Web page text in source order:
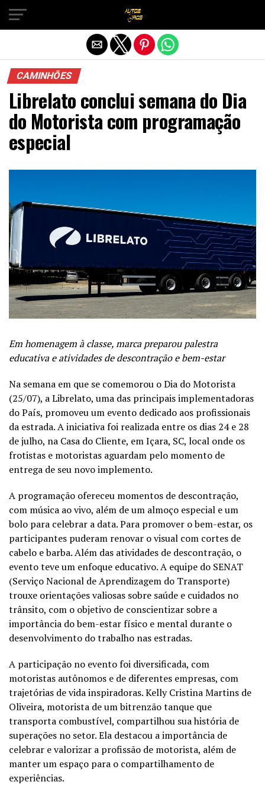
CAMINHÕES
Librelato conclui semana do Dia
do Motorista com programação
especial
Em homenagem à classe, marca preparou palestra
educativa e atividades de descontração e bem-estar
Na semana em que se comemorou o Dia do Motorista
(25/07), a Librelato, uma das principais implementadoras
do País, promoveu um evento dedicado aos profissionais
da estrada. A iniciativa foi realizada entre os dias 24 e 28
de julho, na Casa do Cliente, em Içara, SC, local onde os
frotistas e motoristas aguardam pelo momento de
entrega de seu novo implemento.
A programação ofereceu momentos de descontração,
com música ao vivo, além de um almoço especial e um
bolo para celebrar a data. Para promover o bem-estar, os
participantes puderam renovar o visual com cortes de
cabelo e barba. Além das atividades de descontração, o
evento teve um enfoque educativo. A equipe do SENAT
(Serviço Nacional de Aprendizagem do Transporte)
trouxe orientações valiosas sobre saúde e cuidados no
trânsito, com o objetivo de conscientizar sobre a
importância do bem-estar físico e mental durante o
desenvolvimento do trabalho nas estradas.
A participação no evento foi diversificada, com
motoristas autônomos e de diferentes empresas, com
trajetórias de vida inspiradoras. Kelly Cristina Martins de
Oliveira, motorista de um bitrenzão tanque que
transporta combustível, compartilhou sua história de
superações no setor. Ela destacou a importância de
celebrar e valorizar a profissão de motorista, além de
manter um espaço para o compartilhamento de
experiências.
Sair da versão mobile